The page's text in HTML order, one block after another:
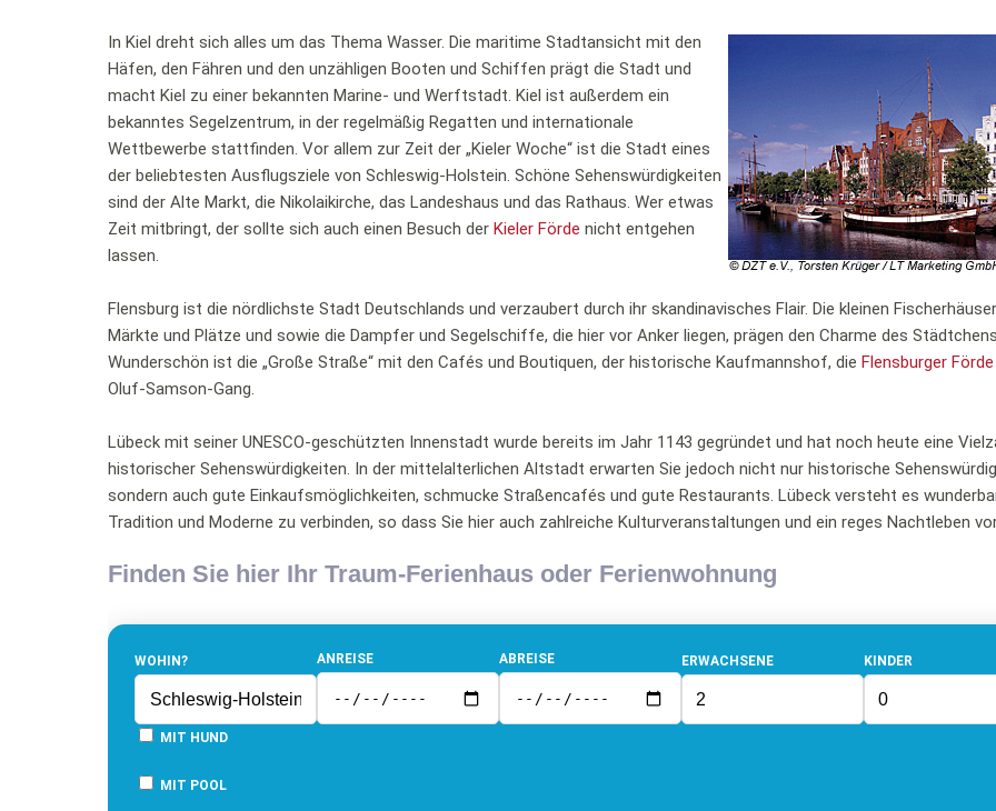
In Kiel dreht sich alles um das Thema Wasser. Die maritime Stadtansicht mit den
Häfen, den Fähren und den unzähligen Booten und Schiffen prägt die Stadt und
macht Kiel zu einer bekannten Marine- und Werftstadt. Kiel ist außerdem ein
bekanntes Segelzentrum, in der regelmäßig Regatten und internationale
Wettbewerbe stattfinden. Vor allem zur Zeit der „Kieler Woche“ ist die Stadt eines
der beliebtesten Ausflugsziele von Schleswig-Holstein. Schöne Sehenswürdigkeiten
sind der Alte Markt, die Nikolaikirche, das Landeshaus und das Rathaus. Wer etwas
Zeit mitbringt, der sollte sich auch einen Besuch der Kieler Förde nicht entgehen
lassen.
Flensburg ist die nördlichste Stadt Deutschlands und verzaubert durch ihr skandinavisches Flair. Die kleinen
Märkte und Plätze und sowie die Dampfer und Segelschiffe, die hier vor Anker liegen, prägen den Charme des
Wunderschön ist die „Große Straße“ mit den Cafés und Boutiquen, der historische Kaufmannshof, die Flensburger Förde
Oluf-Samson-Gang.
Lübeck mit seiner UNESCO-geschützten Innenstadt wurde bereits im Jahr 1143 gegründet und hat noch heute eine
historischer Sehenswürdigkeiten. In der mittelalterlichen Altstadt erwarten Sie jedoch nicht nur historische
sondern auch gute Einkaufsmöglichkeiten, schmucke Straßencafés und gute Restaurants. Lübeck versteht es
Tradition und Moderne zu verbinden, so dass Sie hier auch zahlreiche Kulturveranstaltungen und ein reges Nachtleben
Finden Sie hier Ihr Traum-Ferienhaus oder Ferienwohnung
WOHIN? ANREISE ABREISE ERWACHSENE KINDER
MIT HUND
MIT POOL